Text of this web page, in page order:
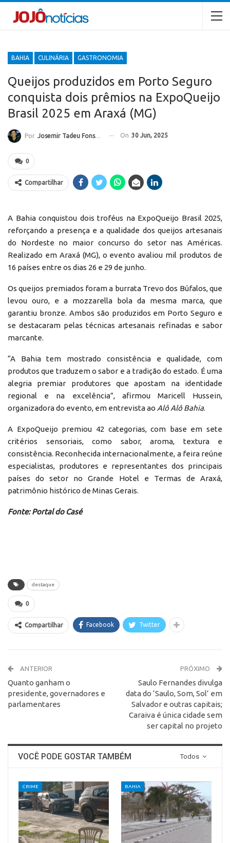
BAHIA CULINÁRIA GASTRONOMIA
Queijos produzidos em Porto Seguro
conquista dois prêmios na ExpoQueijo
Brasil 2025 em Araxá (MG)
Por Josemir Tadeu Fonseca On 30 Jun, 2025
0
Compartilhar
A Bahia conquistou dois troféus na ExpoQueijo Brasil 2025,
reforçando a presença e a qualidade dos queijos artesanais
do Nordeste no maior concurso do setor nas Américas.
Realizado em Araxá (MG), o evento avaliou mil produtos de
16 países entre os dias 26 e 29 de junho.
Os queijos premiados foram a burrata Trevo dos Búfalos, que
levou ouro, e a mozzarella bola da mesma marca, que
garantiu bronze. Ambos são produzidos em Porto Seguro e
se destacaram pelas técnicas artesanais refinadas e sabor
marcante.
“A Bahia tem mostrado consistência e qualidade, com
produtos que traduzem o sabor e a tradição do estado. É uma
alegria premiar produtores que apostam na identidade
regional e na excelência”, afirmou Maricell Hussein,
organizadora do evento, em entrevista ao Alô Alô Bahia.
A ExpoQueijo premiou 42 categorias, com base em sete
critérios sensoriais, como sabor, aroma, textura e
consistência. Reconhecida internacionalmente, a feira reúne
especialistas, produtores e representantes dos principais
países do setor no Grande Hotel e Termas de Araxá,
patrimônio histórico de Minas Gerais.
Fonte: Portal do Casé
destaque
0
Compartilhar Facebook Twitter
ANTERIOR
Quanto ganham o
presidente, governadores e
parlamentares
PRÓXIMO
Saulo Fernandes divulga
data do ‘Saulo, Som, Sol’ em
Salvador e outras capitais;
Caraiva é única cidade sem
ser capital no projeto
Todos
VOCÊ PODE GOSTAR TAMBÉM
CRIME BAHIA